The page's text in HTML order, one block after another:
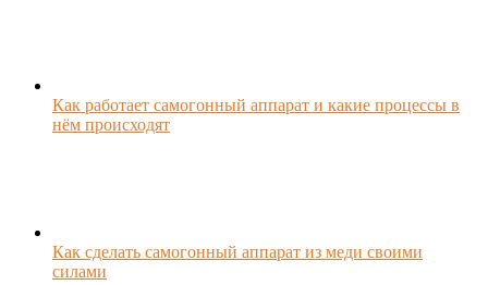
Как работает самогонный аппарат и какие процессы в
нём происходят
Как сделать самогонный аппарат из меди своими
силами